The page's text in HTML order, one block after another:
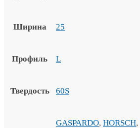
Ширина 25
Профиль L
Твердость 60S
GASPARDO, HORSCH,